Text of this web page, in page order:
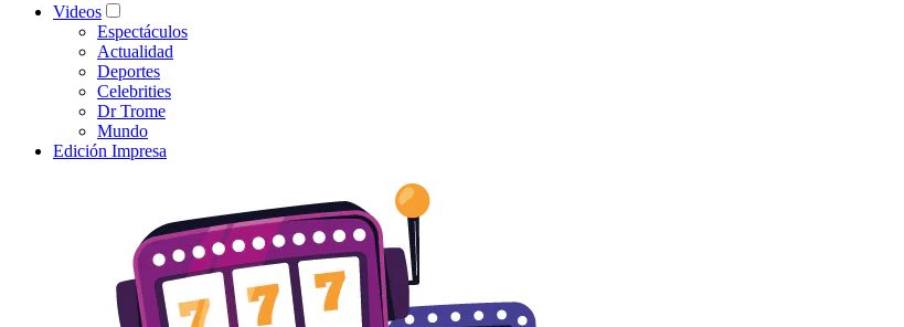
Videos
Espectáculos
Actualidad
Deportes
Celebrities
Dr Trome
Mundo
Edición Impresa